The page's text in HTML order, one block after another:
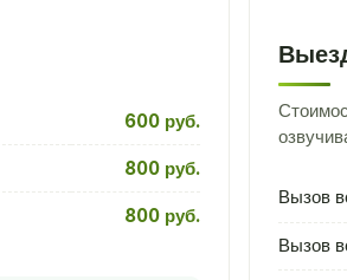
600 руб.
800 руб.
800 руб.
Вызов
Вызов